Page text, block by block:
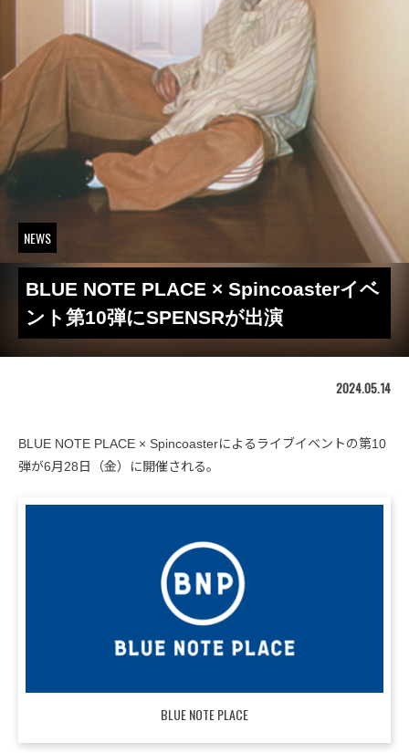
NEWS
BLUE NOTE PLACE × Spincoasterイベ
ント第10弾にSPENSRが出演
2024.05.14
BLUE NOTE PLACE × Spincoasterによるライブイベントの第10
弾が6月28日（金）に開催される。
BLUE NOTE PLACE